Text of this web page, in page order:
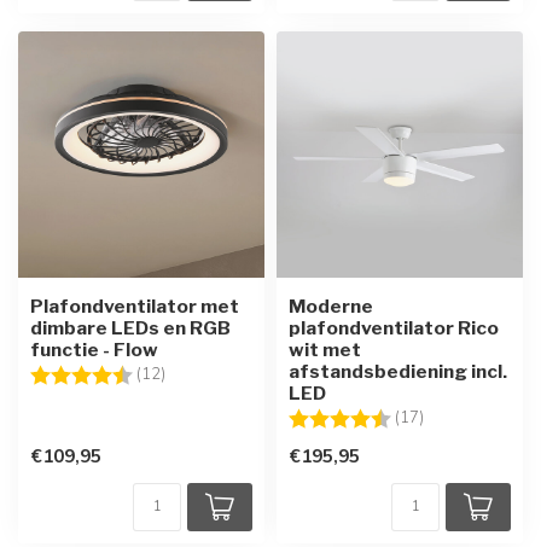
Plafondventilator met
dimbare LEDs en RGB
functie - Flow
Beoordeling: (12)
€109,95
Moderne
plafondventilator Rico
wit met
afstandsbediening incl.
LED
Beoordeling: (17)
€195,95